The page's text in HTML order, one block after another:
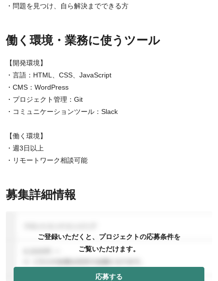
・問題を見つけ、自ら解決までできる方
働く環境・業務に使うツール
【開発環境】
・言語：HTML、CSS、JavaScript
・CMS：WordPress
・プロジェクト管理：Git
・コミュニケーションツール：Slack
【働く環境】
・週3日以上
・リモートワーク相談可能
募集詳細情報
ご登録いただくと、プロジェクトの応募条件を
ご覧いただけます。
応募する